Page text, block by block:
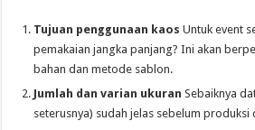
Tujuan penggunaan kaos Untuk event
pemakaian jangka panjang? Ini akan
bahan dan metode sablon.
Jumlah dan varian ukuran Sebaiknya
seterusnya) sudah jelas sebelum produksi